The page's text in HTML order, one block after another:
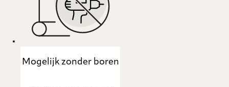
Mogelijk zonder boren